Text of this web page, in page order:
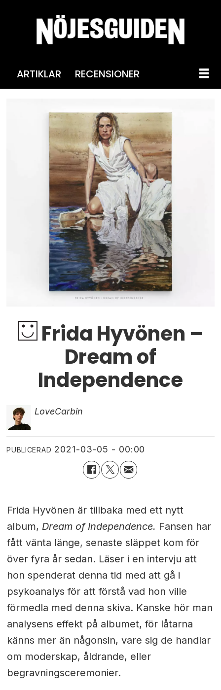
ARTIKLAR RECENSIONER
Frida Hyvönen –
Dream of
Independence
LoveCarbin
PUBLICERAD 2021-03-05 - 00:00
Frida Hyvönen är tillbaka med ett nytt
album, Dream of Independence. Fansen har
fått vänta länge, senaste släppet kom för
över fyra år sedan. Läser i en intervju att
hon spenderat denna tid med att gå i
psykoanalys för att förstå vad hon ville
förmedla med denna skiva. Kanske hör man
analysens effekt på albumet, för låtarna
känns mer än någonsin, vare sig de handlar
om moderskap, åldrande, eller
begravningsceremonier.